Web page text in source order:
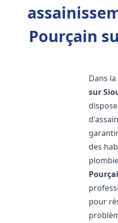
Pourçain
Dans
sur
des
pour